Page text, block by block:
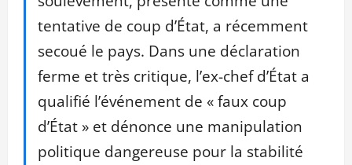
tentative de coup d’État, a récemment
secoué le pays. Dans une déclaration
ferme et très critique, l’ex-chef d’État a
qualifié l’événement de « faux coup
d’État » et dénonce une manipulation
politique dangereuse pour la stabilité